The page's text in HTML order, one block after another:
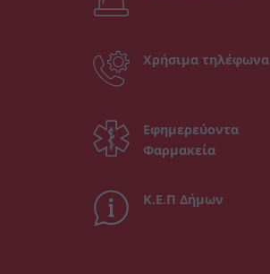
Χρήσιμα τηλέφωνα
Εφημερεύοντα
Φαρμακεία
Κ.Ε.Π Δήμων